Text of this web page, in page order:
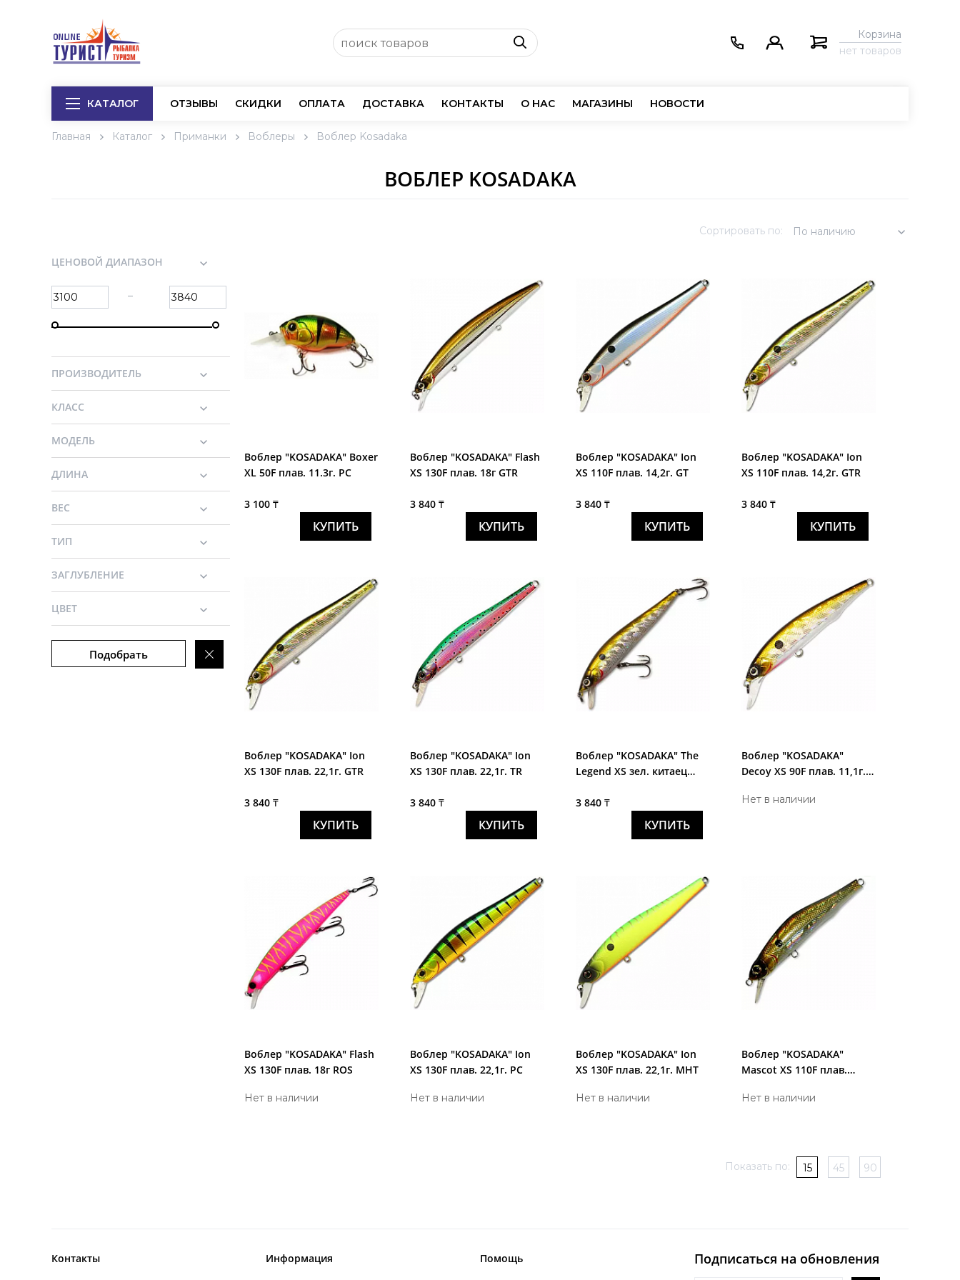
Корзина
нет товаров
КАТАЛОГ ОТЗЫВЫ СКИДКИ ОПЛАТА ДОСТАВКА КОНТАКТЫ О НАС МАГАЗИНЫ НОВОСТИ
Главная Каталог Приманки Воблеры Воблер Kosadaka
ВОБЛЕР KOSADAKA
ЦЕНОВОЙ ДИАПАЗОН
–
ПРОИЗВОДИТЕЛЬ
КЛАСС
МОДЕЛЬ
ДЛИНА
ВЕС
ТИП
ЗАГЛУБЛЕНИЕ
ЦВЕТ
Подобрать
Сортировать по: По наличию
Воблер "KOSADAKA" Boxer
XL 50F плав. 11.3г. PC
3 100 ₸
КУПИТЬ
Воблер "KOSADAKA" Flash
XS 130F плав. 18г GTR
3 840 ₸
КУПИТЬ
Воблер "KOSADAKA" Ion
XS 110F плав. 14,2г. GT
3 840 ₸
КУПИТЬ
Воблер "KOSADAKA" Ion
XS 110F плав. 14,2г. GTR
3 840 ₸
КУПИТЬ
Воблер "KOSADAKA" Ion
XS 130F плав. 22,1г. GTR
3 840 ₸
КУПИТЬ
Воблер "KOSADAKA" Ion
XS 130F плав. 22,1г. TR
3 840 ₸
КУПИТЬ
Воблер "KOSADAKA" The
Legend XS зел. китаец
3 840 ₸
КУПИТЬ
Воблер "KOSADAKA"
Decoy XS 90F плав. 11,1г.
Нет в наличии
Воблер "KOSADAKA" Flash
XS 130F плав. 18г ROS
Нет в наличии
Воблер "KOSADAKA" Ion
XS 130F плав. 22,1г. PC
Нет в наличии
Воблер "KOSADAKA" Ion
XS 130F плав. 22,1г. МНТ
Нет в наличии
Воблер "KOSADAKA"
Mascot XS 110F плав.
Нет в наличии
Показать по: 15 45 90
Контакты Информация Помощь Подписаться на обновления